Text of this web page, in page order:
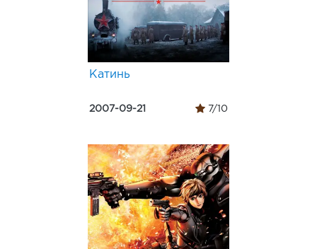
Катинь
2007-09-21 7/10